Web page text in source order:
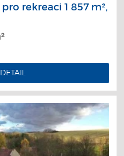
rekreaci 1 857 m²,
DETAIL